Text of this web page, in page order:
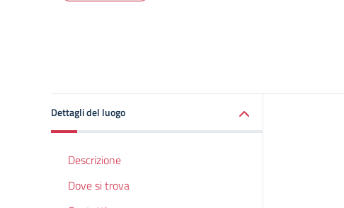
Dettagli del luogo
Descrizione
Dove si trova